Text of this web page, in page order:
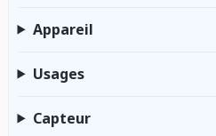
Appareil
Usages
Capteur